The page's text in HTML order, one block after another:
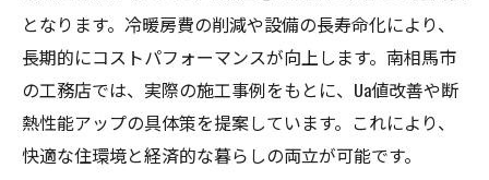
となります。冷暖房費の削減や設備の長寿命化により、
長期的にコストパフォーマンスが向上します。南相馬市
の工務店では、実際の施工事例をもとに、Ua値改善や断
熱性能アップの具体策を提案しています。これにより、
快適な住環境と経済的な暮らしの両立が可能です。